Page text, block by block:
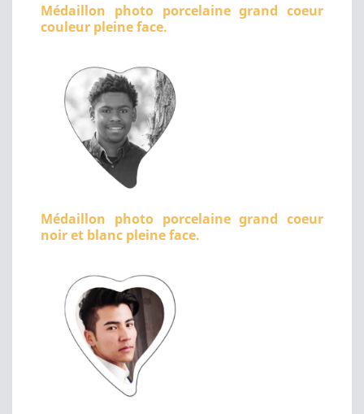
Médaillon photo porcelaine grand coeur
couleur pleine face.
Médaillon photo porcelaine grand coeur
noir et blanc pleine face.